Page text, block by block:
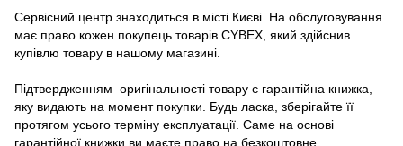
Сервісний центр знаходиться в місті Києві. На обслуговування
має право кожен покупець товарів СYBEX, який здійснив
купівлю товару в нашому магазині.
Підтвердженням оригінальності товару є гарантійна книжка,
яку видають на момент покупки. Будь ласка, зберігайте її
протягом усього терміну експлуатації. Саме на основі
гарантійної книжки ви маєте право на безкоштовне